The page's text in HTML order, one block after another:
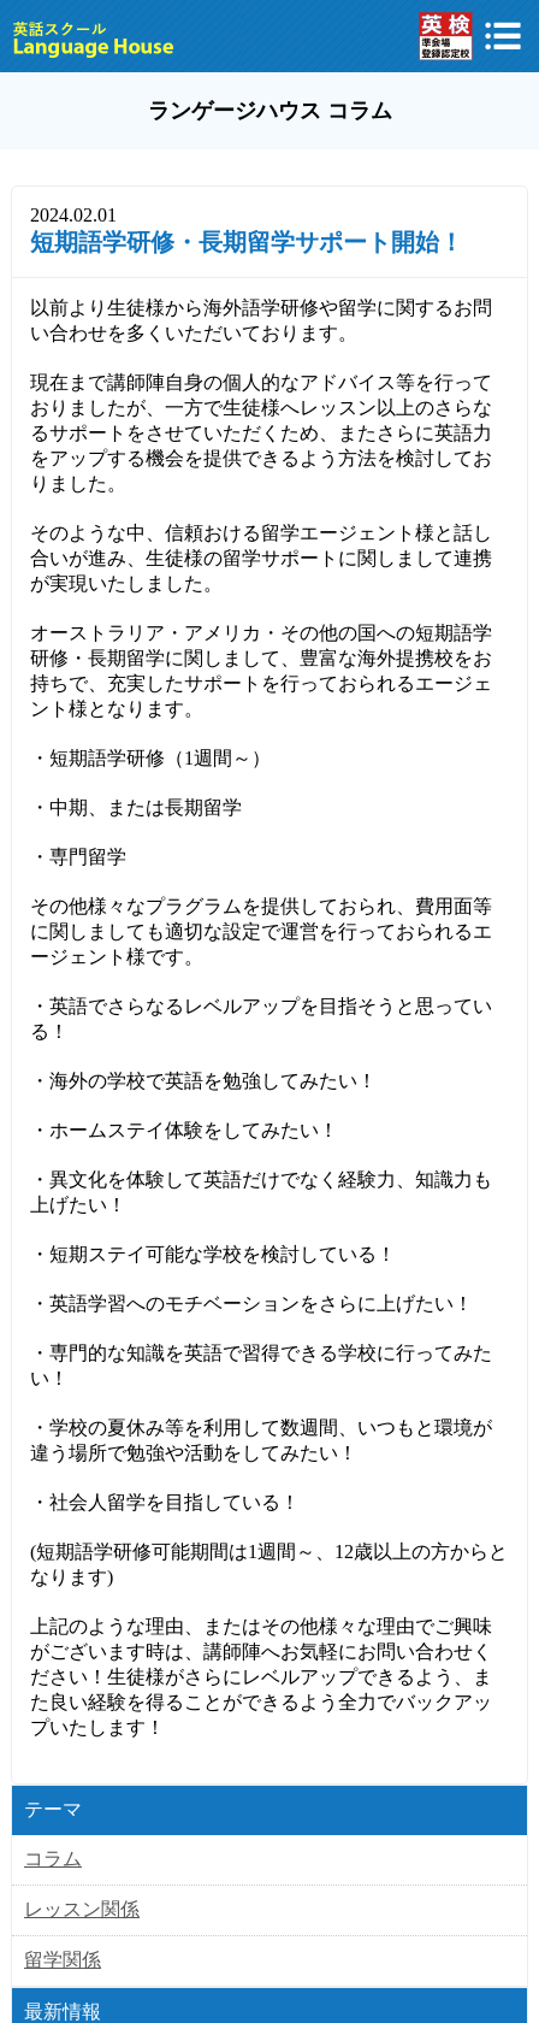
ランゲージハウス コラム
2024.02.01
短期語学研修・長期留学サポート開始！
以前より生徒様から海外語学研修や留学に関するお問
い合わせを多くいただいております。
現在まで講師陣自身の個人的なアドバイス等を行って
おりましたが、一方で生徒様へレッスン以上のさらな
るサポートをさせていただくため、またさらに英語力
をアップする機会を提供できるよう方法を検討してお
りました。
そのような中、信頼おける留学エージェント様と話し
合いが進み、生徒様の留学サポートに関しまして連携
が実現いたしました。
オーストラリア・アメリカ・その他の国への短期語学
研修・長期留学に関しまして、豊富な海外提携校をお
持ちで、充実したサポートを行っておられるエージェ
ント様となります。
・短期語学研修（1週間～）
・中期、または長期留学
・専門留学
その他様々なプラグラムを提供しておられ、費用面等
に関しましても適切な設定で運営を行っておられるエ
ージェント様です。
・英語でさらなるレベルアップを目指そうと思ってい
る！
・海外の学校で英語を勉強してみたい！
・ホームステイ体験をしてみたい！
・異文化を体験して英語だけでなく経験力、知識力も
上げたい！
・短期ステイ可能な学校を検討している！
・英語学習へのモチベーションをさらに上げたい！
・専門的な知識を英語で習得できる学校に行ってみた
い！
・学校の夏休み等を利用して数週間、いつもと環境が
違う場所で勉強や活動をしてみたい！
・社会人留学を目指している！
(短期語学研修可能期間は1週間～、12歳以上の方からと
なります)
上記のような理由、またはその他様々な理由でご興味
がございます時は、講師陣へお気軽にお問い合わせく
ださい！生徒様がさらにレベルアップできるよう、ま
た良い経験を得ることができるよう全力でバックアッ
プいたします！
テーマ
コラム
レッスン関係
留学関係
最新情報